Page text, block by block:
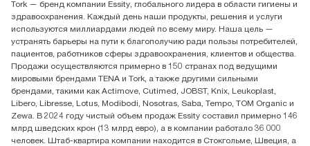
Контакты на рынках СНГ
ООО «Эссити», Представительство в Казахстане Пр.
Достык, 210, 2 блок, 3 этаж,
офис №32 050051, г.
Алматы, Казахстан
Tork — бренд компании Essity, глобального лидера в области гигиены и
здравоохранения. Каждый день наши продукты, решения и услуги
используются миллиардами людей по всему миру. Наша цель —
устранять барьеры на пути к благополучию ради пользы потребителей,
пациентов, работников сферы здравоохранения, клиентов и общества.
Продажи осуществляются примерно в 150 странах под ведущими
мировыми брендами TENA и Tork, а также другими сильными
брендами, такими как Actimove, Cutimed, JOBST, Knix, Leukoplast,
Libero, Libresse, Lotus, Modibodi, Nosotras, Saba, Tempo, TOM Organic и
Zewa. В 2024 году чистый объем продаж Essity составил примерно 146
млрд шведских крон (13 млрд евро), а в компании работало 36 000
человек. Штаб-квартира компании находится в Стокгольме, Швеция, а